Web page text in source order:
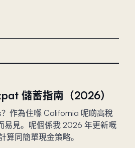
儲蓄指南（2026）
作為住喺 California 呢啲高稅
易見。呢個係我 2026 年更新嘅
算同簡單現金策略。